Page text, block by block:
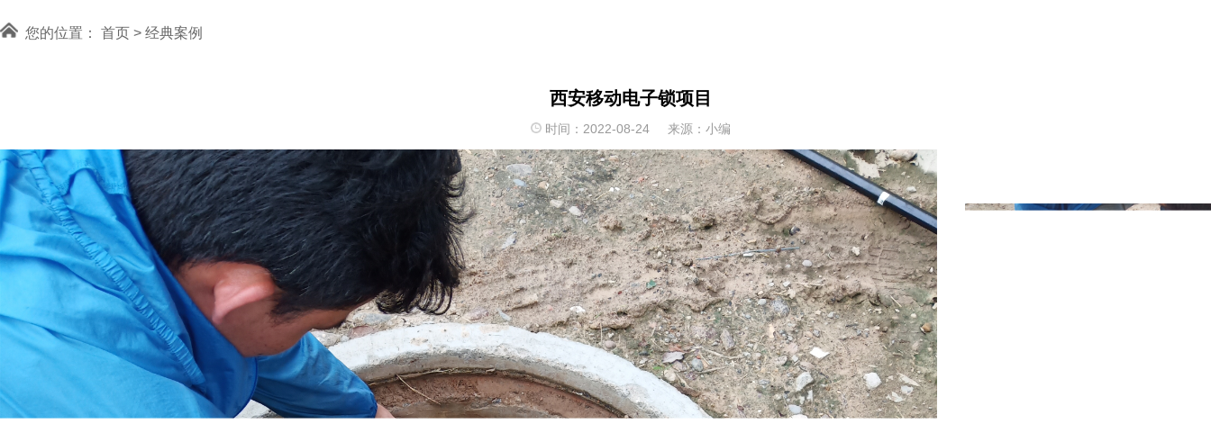
您的位置： 首页 > 经典案例
西安移动电子锁项目
时间：2022-08-24 来源：小编